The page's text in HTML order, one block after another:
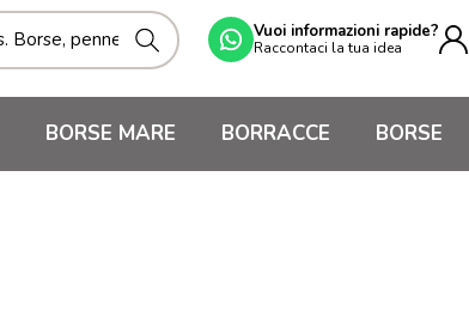
Vuoi informazioni rapide?
Raccontaci la tua idea
BORSE MARE BORRACCE BORSE